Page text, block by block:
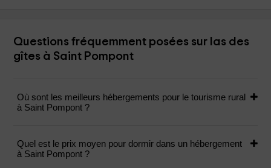
Questions fréquemment posées sur las des
gîtes à Saint Pompont
Où sont les meilleurs hébergements pour le tourisme rural
à Saint Pompont ?
Quel est le prix moyen pour dormir dans un hébergement
à Saint Pompont ?